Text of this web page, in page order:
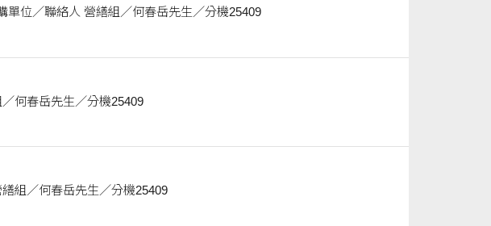
採購案名 「女生宿舍18~21棟各樓層走廊及天花板修繕案」 採購單位／聯絡人 營繕組／何春岳先生／分機25409
信箱間整修工程」 採購單位／聯絡人 營繕組／何春岳先生／分機25409
名 「法律學院二樓系辦整建工程」 採購單位／聯絡人 營繕組／何春岳先生／分機25409